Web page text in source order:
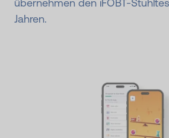
übernehmen den iFOBT-
Jahren.